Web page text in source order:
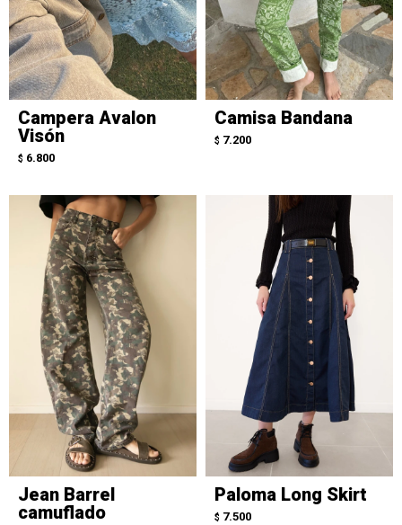
Campera Avalon
Visón
$ 6.800
Camisa Bandana
$ 7.200
Jean Barrel
camuflado
Paloma Long Skirt
$ 7.500